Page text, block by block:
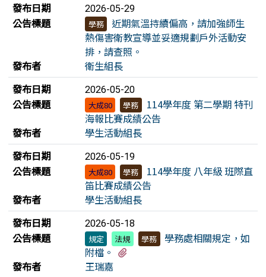
發布日期
2026-05-29
公告標題 學務
近期氣溫持續偏高，請加強師生
熱傷害衛教宣導並妥適規劃戶外活動安
排，請查照。
發布者
衛生組長
發布日期
2026-05-20
公告標題 大成80 學務
114學年度 第二學期 特刊
海報比賽成績公告
發布者
學生活動組長
發布日期
2026-05-19
公告標題 大成80 學務
114學年度 八年級 班際直
笛比賽成績公告
發布者
學生活動組長
發布日期
2026-05-18
公告標題 規定 法規 學務
學務處相關規定，如
附檔。
發布者
王瑞嘉